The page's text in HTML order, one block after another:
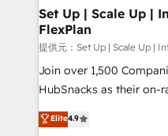
improve customer
people, exciting ideas
ensure revenue growth on a
your challenge; our
team of 100+ experts is ready
Set Up | Scale Up |
FlexPlan
提供元：Set Up | Scale Up |
Join over 1,500
HubSnacks as their on-
Simple pay-as-you-go
1️⃣ Set Up | Onboarding
Elite4.9